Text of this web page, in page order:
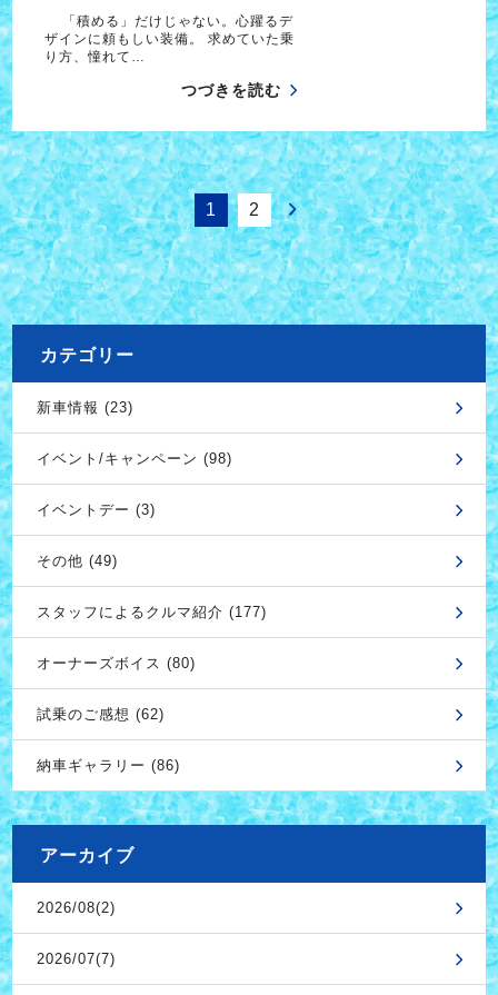
「積める」だけじゃない。心躍るデ
ザインに頼もしい装備。 求めていた乗
り方、憧れて…
つづきを読む
1 2
カテゴリー
新車情報 (23)
イベント/キャンペーン (98)
イベントデー (3)
その他 (49)
スタッフによるクルマ紹介 (177)
オーナーズボイス (80)
試乗のご感想 (62)
納車ギャラリー (86)
アーカイブ
2026/08(2)
2026/07(7)